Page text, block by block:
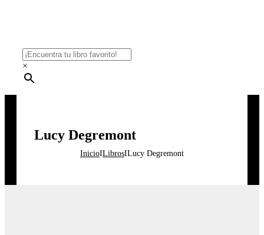
×
Lucy Degremont
InicioILibrosILucy Degremont